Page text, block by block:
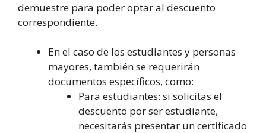
demuestre para poder optar al descuento
correspondiente.
En el caso de los estudiantes y personas
mayores, también se requerirán
documentos específicos, como:
Para estudiantes: si solicitas el
descuento por ser estudiante,
necesitarás presentar un certificado